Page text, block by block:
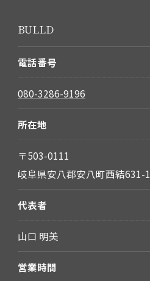
BULLD
電話番号
080-3286-9196
所在地
〒503-0111
岐阜県安八郡安八町西結631-1
代表者
山口 明美
営業時間